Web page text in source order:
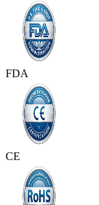
FDA
CE